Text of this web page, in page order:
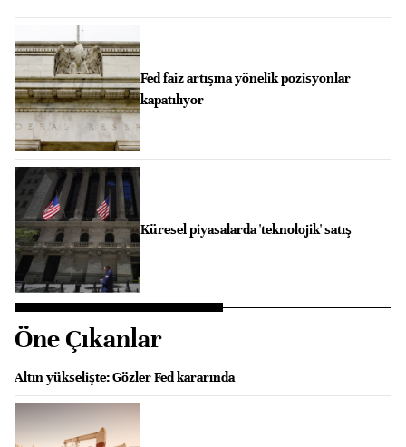
Fed faiz artışına yönelik pozisyonlar
kapatılıyor
Küresel piyasalarda 'teknolojik' satış
Öne Çıkanlar
Altın yükselişte: Gözler Fed kararında